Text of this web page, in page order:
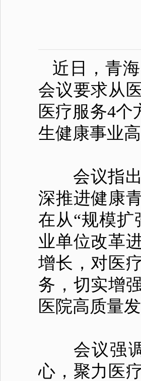
近日，青
会议要求从
医疗服务4
生健康事业
会议指出
深推进健康
在从“规模扩
业单位改革
增长，对医
务，切实增
医院高质量发
会议强调
心，聚力医